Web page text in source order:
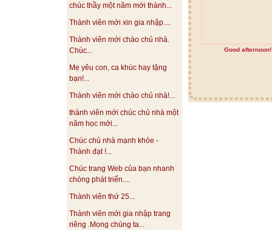
chúc thầy một năm mới thành...
Thành viên mới xin gia nhập....
Thành viên mới chào chủ nhà.
Chúc...
Mẹ yêu con, ca khúc hay tặng
bạn!...
Thành viên mới chào chủ nhà!...
thành viên mới chúc chủ nhà một
năm học mới...
Chúc chủ nhà mạnh khỏe -
Thành đạt !...
Chúc trang Web của bạn nhanh
chóng phát triển....
Thành viên thứ 25...
Thành viên mới gia nhập trang
riêng .Mong chúng ta...
Good afternoon!